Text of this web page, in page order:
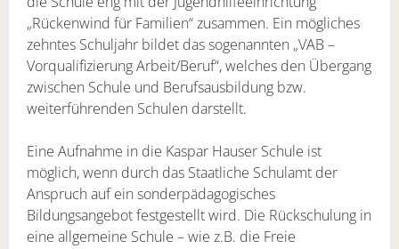
„Rückenwind für Familien“ zusammen. Ein mögliches
zehntes Schuljahr bildet das sogenannten „VAB –
Vorqualifizierung Arbeit/Beruf“, welches den Übergang
zwischen Schule und Berufsausbildung bzw.
weiterführenden Schulen darstellt.
Eine Aufnahme in die Kaspar Hauser Schule ist
möglich, wenn durch das Staatliche Schulamt der
Anspruch auf ein sonderpädagogisches
Bildungsangebot festgestellt wird. Die Rückschulung in
eine allgemeine Schule – wie z.B. die Freie